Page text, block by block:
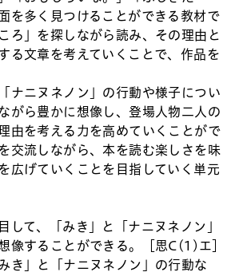
を多く見つけることができる教材で
ろ」を探しながら読み、その理由と
る文章を考えていくことで、作品を
ナニヌネノン」の行動や様子につい
がら豊かに想像し、登場人物二人の
由を考える力を高めていくことがで
交流しながら、本を読む楽しさを味
広げていくことを目指していく単元
して、「みき」と「ナニヌネノン」
像することができる。［思C(1)エ］
き」と「ナニヌネノン」の行動な